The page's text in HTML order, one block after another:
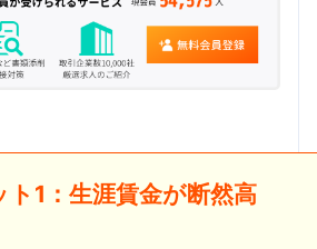
1：生涯賃金が断然高